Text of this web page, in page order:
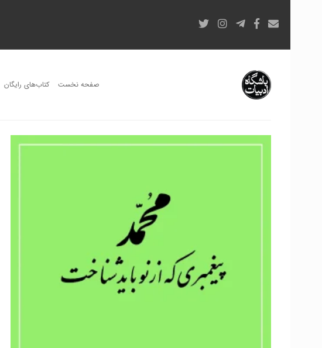
صفحه نخست کتاب‌های رایگان